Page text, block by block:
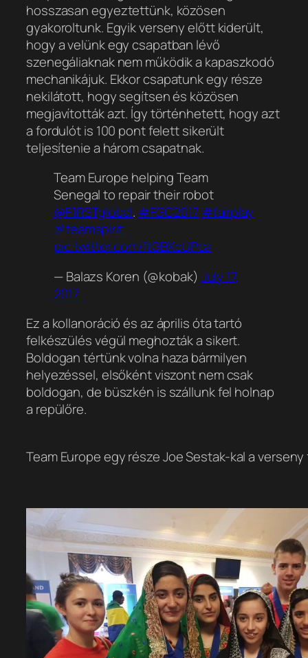
hosszasan egyeztettünk, közösen
gyakoroltunk. Egyik verseny előtt kiderült,
hogy a velünk egy csapatban lévő
szenegáliaknak nem működik a kapaszkodó
mechanikájuk. Ekkor csapatunk egy része
nekilátott, hogy segítsen és közösen
megjavították azt. Így történhetett, hogy azt
a fordulót is 100 pont felett sikerült
teljesítenie a három csapatnak.
Team Europe helping Team
Senegal to repair their robot
@F1RSTglobal. #FGC2017#fairplay
#teamspirit
pic.twitter.com/ftGBXcUPca
— Balazs Koren (@kobak) July 17,
2017
Ez a kollanoráció és az április óta tartó
felkészülés végül meghozták a sikert.
Boldogan tértünk volna haza bármilyen
helyezéssel, elsőként viszont nem csak
boldogan, de büszkén is szállunk fel holnap
a repülőre.
Team Europe egy része Joe Sestak-kal a